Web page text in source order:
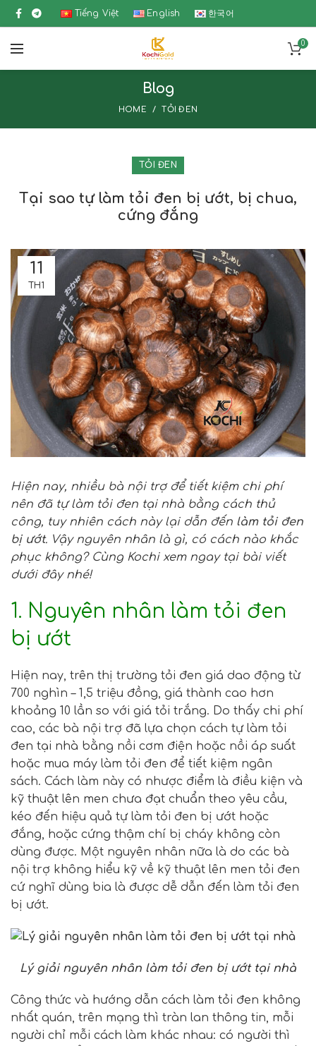
Tiếng Việt English 한국어
0
Blog
HOME TỎI ĐEN
TỎI ĐEN
Tại sao tự làm tỏi đen bị ướt, bị chua,
cứng đắng
11
TH1
Hiện nay, nhiều bà nội trợ để tiết kiệm chi phí
nên đã tự làm tỏi đen tại nhà bằng cách thủ
công, tuy nhiên cách này lại dẫn đến làm tỏi đen
bị ướt. Vậy nguyên nhân là gì, có cách nào khắc
phục không? Cùng Kochi xem ngay tại bài viết
dưới đây nhé!
1. Nguyên nhân làm tỏi đen
bị ướt
Hiện nay, trên thị trường tỏi đen giá dao động từ
700 nghìn – 1,5 triệu đồng, giá thành cao hơn
khoảng 10 lần so với giá tỏi trắng. Do thấy chi phí
cao, các bà nội trợ đã lựa chọn cách tự làm tỏi
đen tại nhà bằng nồi cơm điện hoặc nồi áp suất
hoặc mua máy làm tỏi đen để tiết kiệm ngân
sách. Cách làm này có nhược điểm là điều kiện và
kỹ thuật lên men chưa đạt chuẩn theo yêu cầu,
kéo đến hiệu quả tự làm tỏi đen bị ướt hoặc
đắng, hoặc cứng thậm chí bị cháy không còn
dùng được. Một nguyên nhân nữa là do các bà
nội trợ không hiểu kỹ về kỹ thuật lên men tỏi đen
cứ nghĩ dùng bia là được dễ dẫn đến làm tỏi đen
bị ướt.
Lý giải nguyên nhân làm tỏi đen bị ướt tại nhà
Công thức và hướng dẫn cách làm tỏi đen không
nhất quán, trên mạng thì tràn lan thông tin, mỗi
người chỉ mỗi cách làm khác nhau: có người thì